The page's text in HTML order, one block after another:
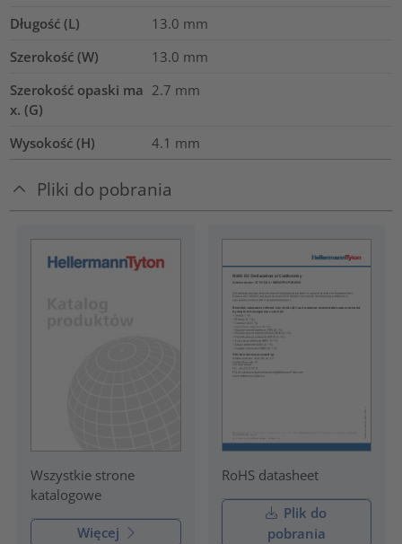
Długość (L) 13.0 mm
Szerokość (W)
13.0 mm
Szerokość opaski ma
x. (G)
2.7 mm
Wysokość (H) 4.1 mm
Pliki do pobrania
Wszystkie strone
katalogowe
Więcej
RoHS datasheet
Plik do
pobrania